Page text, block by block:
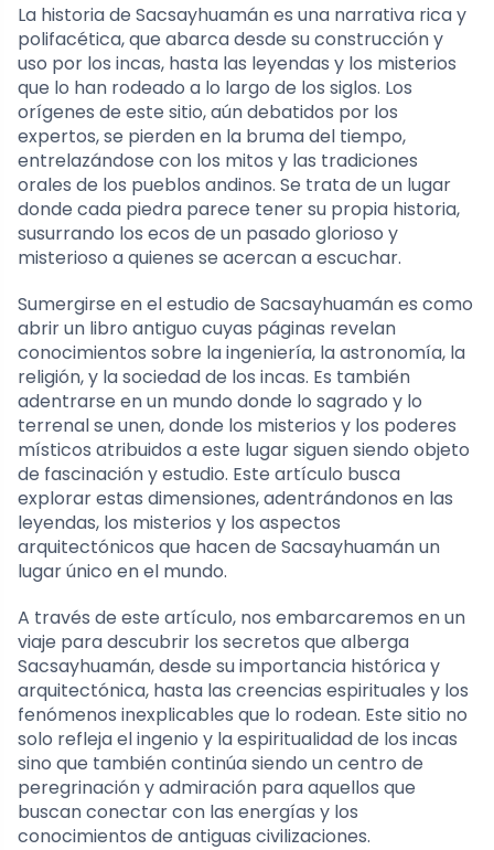
La historia de Sacsayhuamán es una narrativa rica y
polifacética, que abarca desde su construcción y
uso por los incas, hasta las leyendas y los misterios
que lo han rodeado a lo largo de los siglos. Los
orígenes de este sitio, aún debatidos por los
expertos, se pierden en la bruma del tiempo,
entrelazándose con los mitos y las tradiciones
orales de los pueblos andinos. Se trata de un lugar
donde cada piedra parece tener su propia historia,
susurrando los ecos de un pasado glorioso y
misterioso a quienes se acercan a escuchar.
Sumergirse en el estudio de Sacsayhuamán es como
abrir un libro antiguo cuyas páginas revelan
conocimientos sobre la ingeniería, la astronomía, la
religión, y la sociedad de los incas. Es también
adentrarse en un mundo donde lo sagrado y lo
terrenal se unen, donde los misterios y los poderes
místicos atribuidos a este lugar siguen siendo objeto
de fascinación y estudio. Este artículo busca
explorar estas dimensiones, adentrándonos en las
leyendas, los misterios y los aspectos
arquitectónicos que hacen de Sacsayhuamán un
lugar único en el mundo.
A través de este artículo, nos embarcaremos en un
viaje para descubrir los secretos que alberga
Sacsayhuamán, desde su importancia histórica y
arquitectónica, hasta las creencias espirituales y los
fenómenos inexplicables que lo rodean. Este sitio no
solo refleja el ingenio y la espiritualidad de los incas
sino que también continúa siendo un centro de
peregrinación y admiración para aquellos que
buscan conectar con las energías y los
conocimientos de antiguas civilizaciones.